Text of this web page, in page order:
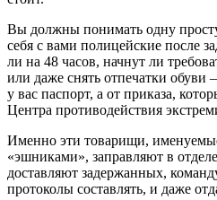
Вы должны понимать одну
себя с вами полицейские после
ли на 48 часов, начнут ли
или даже снять отпечатки обуви
у вас паспорт, а от приказа,
Центра противодействия
Именно эти товарищи,
«эшниками», заправляют в
доставляют задержанных,
протоколы составлять, и даже